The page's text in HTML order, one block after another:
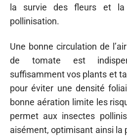
la survie des fleurs et
pollinisation.
Une bonne circulation de
de tomate est
suffisamment vos plants et
pour éviter une densité
bonne aération limite les
permet aux insectes
aisément, optimisant ainsi la